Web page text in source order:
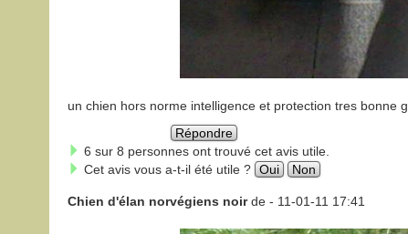
un chien hors norme intelligence et protection tres bonne
Répondre
6 sur 8 personnes ont trouvé cet avis utile.
Cet avis vous a-t-il été utile ? Oui Non
Chien d'élan norvégiens noirde - 11-01-11 17:41